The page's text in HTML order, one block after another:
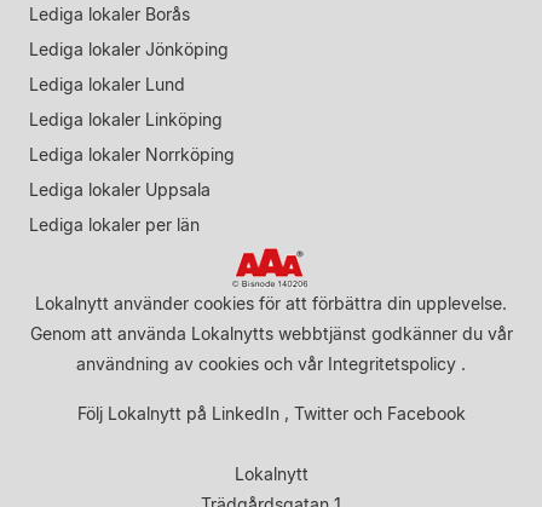
Lediga lokaler Borås
Lediga lokaler Jönköping
Lediga lokaler Lund
Lediga lokaler Linköping
Lediga lokaler Norrköping
Lediga lokaler Uppsala
Lediga lokaler per län
Lokalnytt använder cookies för att förbättra din upplevelse.
Genom att använda Lokalnytts webbtjänst godkänner du vår
användning av cookies och vår Integritetspolicy .
Följ Lokalnytt på LinkedIn, Twitteroch Facebook
Lokalnytt